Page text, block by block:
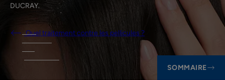
DUCRAY.
Quel traitement contre les pellicules ?
SOMMAIRE